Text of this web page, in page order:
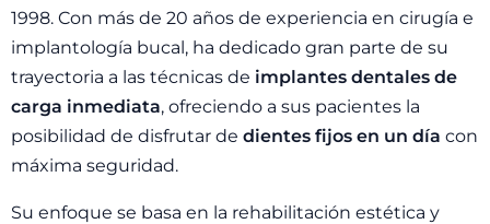
1998. Con más de 20 años de experiencia en cirugía e
implantología bucal, ha dedicado gran parte de su
trayectoria a las técnicas de implantes dentales de
carga inmediata, ofreciendo a sus pacientes la
posibilidad de disfrutar de dientes fijos en un día con
máxima seguridad.
Su enfoque se basa en la rehabilitación estética y